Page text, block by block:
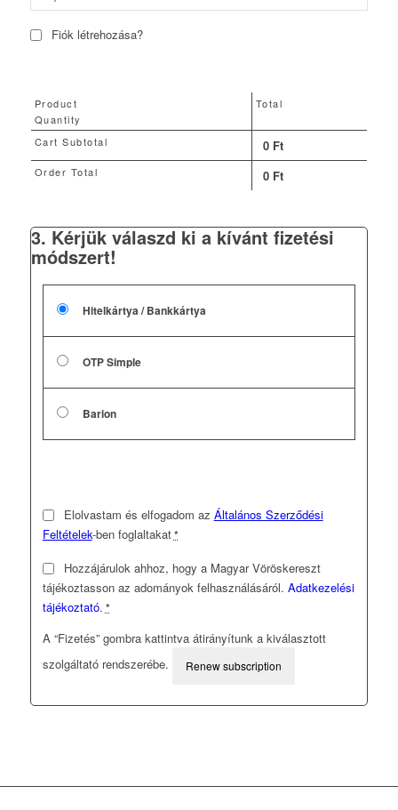
Fiók létrehozása?
Product
Quantity
Total
Cart Subtotal 0 Ft
Order Total 0 Ft
3. Kérjük válaszd ki a kívánt fizetési
módszert!
Hitelkártya / Bankkártya
OTP Simple
Barion
Elolvastam és elfogadom az Általános Szerződési
Feltételek-ben foglaltakat *
Hozzájárulok ahhoz, hogy a Magyar Vöröskereszt
tájékoztasson az adományok felhasználásáról. Adatkezelési
tájékoztató. *
A “Fizetés” gombra kattintva átirányítunk a kiválasztott
szolgáltató rendszerébe.
Renew subscription